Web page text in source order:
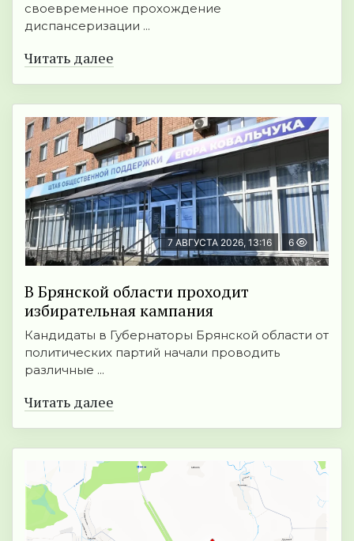
своевременное прохождение
диспансеризации ...
Читать далее
7 АВГУСТА 2026, 13:16 6
В Брянской области проходит
избирательная кампания
Кандидаты в Губернаторы Брянской области от
политических партий начали проводить
различные ...
Читать далее